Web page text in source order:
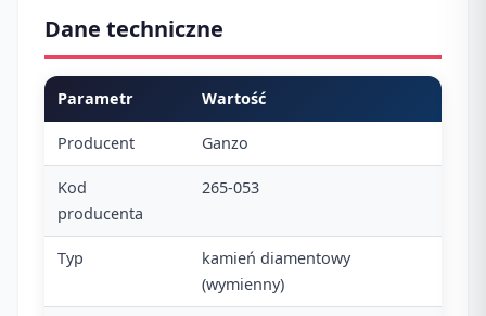
Dane techniczne
Parametr Wartość
Producent Ganzo
Kod
producenta
265-053
Typ
kamień diamentowy
(wymienny)